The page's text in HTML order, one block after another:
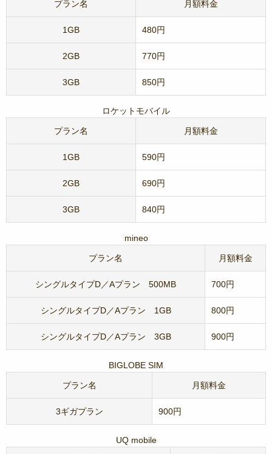
プラン名 月額料金
1GB 480円
2GB 770円
3GB 850円
ロケットモバイル
プラン名 月額料金
1GB 590円
2GB 690円
3GB 840円
mineo
プラン名 月額料金
シングルタイプD／Aプラン 500MB 700円
シングルタイプD／Aプラン 1GB 800円
シングルタイプD／Aプラン 3GB 900円
BIGLOBE SIM
プラン名 月額料金
3ギガプラン 900円
UQ mobile